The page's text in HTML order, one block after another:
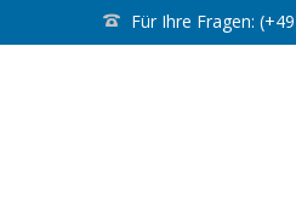
Für Ihre Fragen: